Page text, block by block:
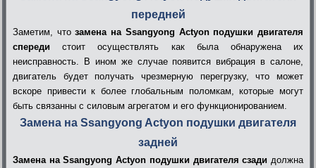
передней
Заметим, чтозамена на Ssangyong Actyon подушки двигателя
спереди стоит осуществлять как была обнаружена их
неисправность. В ином же случае появится вибрация в салоне,
двигатель будет получать чрезмерную перегрузку, что может
вскоре привести к более глобальным поломкам, которые могут
быть связанны с силовым агрегатом и его функционированием.
Замена на Ssangyong Actyon подушки двигателя
задней
Замена на Ssangyong Actyon подушки двигателя сзади должна